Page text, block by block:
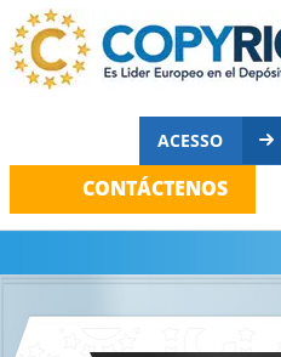
ACESSO
CONTÁCTENOS